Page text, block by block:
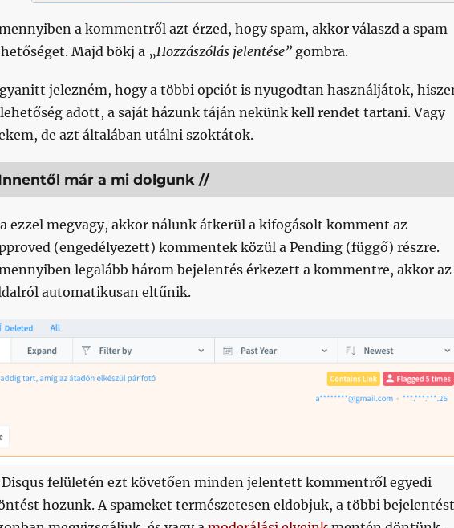
a kommentről azt érzed, hogy spam, akkor válaszd a spam
Majd bökj a „Hozzászólás jelentése”gombra.
jelezném, hogy a többi opciót is nyugodtan használjátok,
adott, a saját házunk táján nekünk kell rendet tartani. Vagy
de azt általában utálni szoktátok.
már a mi dolgunk //
ezzel megvagy, akkor nálunk átkerül a kifogásolt komment az
(engedélyezett) kommentek közül a Pending (függő) részre.
legalább három bejelentés érkezett a kommentre, akkor az
automatikusan eltűnik.
Disqus felületén ezt követően minden jelentett kommentről egyedi
hozunk. A spameket természetesen eldobjuk, a többi bejelentést